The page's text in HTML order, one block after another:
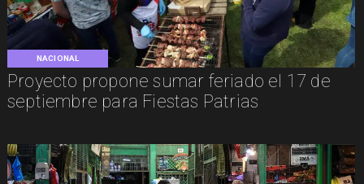
NACIONAL
Proyecto propone sumar feriado el 17 de
septiembre para Fiestas Patrias